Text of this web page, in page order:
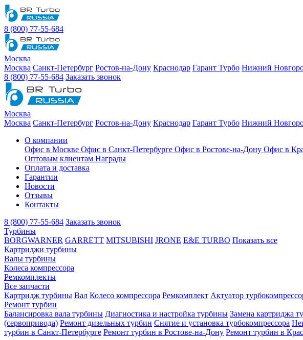
8 (800) 77-55-684
Москва
Москва Санкт-Петербург Ростов-на-Дону Краснодар Гарант Турбо Нижний
8 (800) 77-55-684 Заказать звонок
Москва
Москва Санкт-Петербург Ростов-на-Дону Краснодар Гарант Турбо Нижний
О компании
Офис в Москве Офис в Санкт-Петербурге Офис в Ростове-на-Дону Офис в
Оптовым клиентам Награды
Оплата и доставка
Гарантии
Новости
Отзывы
Контакты
8 (800) 77-55-684 Заказать звонок
Турбины
BORGWARNER GARRETT MITSUBISHI JRONE E&E TURBO Показать все
Картриджи турбины
Валы турбины
Колеса компрессора
Ремкомплекты
Все запчасти
Картридж турбины Вал Колесо компрессора Ремкомплект Актуатор
Ремонт турбин
Балансировка вала турбины Диагностика и настройка турбины Замена картриджа
(сервопривода) Ремонт дизельных турбин Снятие и установка турбокомпрессора
турбин в Санкт-Петербурге Ремонт турбин в Ростове-на-Дону Ремонт турбин в